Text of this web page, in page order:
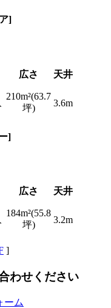
]
広さ 天井
210m²(63.7
坪)
3.6m
]
広さ 天井
184m²(55.8
坪)
3.2m
]
わせください
ーム